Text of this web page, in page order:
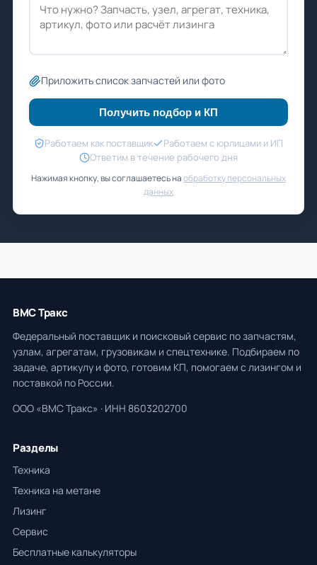
Приложить список запчастей или фото
Получить подбор и КП
Работаем как поставщик
Работаем с юрлицами и ИП
Ответим в течение рабочего дня
Нажимая кнопку, вы соглашаетесь наобработку персональных
данных
ВМС Тракс
Федеральный поставщик и поисковый сервис по запчастям,
узлам, агрегатам, грузовикам и спецтехнике. Подбираем по
задаче, артикулу и фото, готовим КП, помогаем с лизингом и
поставкой по России.
ООО «ВМС Тракс» · ИНН 8603202700
Разделы
Техника
Техника на метане
Лизинг
Сервис
Бесплатные калькуляторы